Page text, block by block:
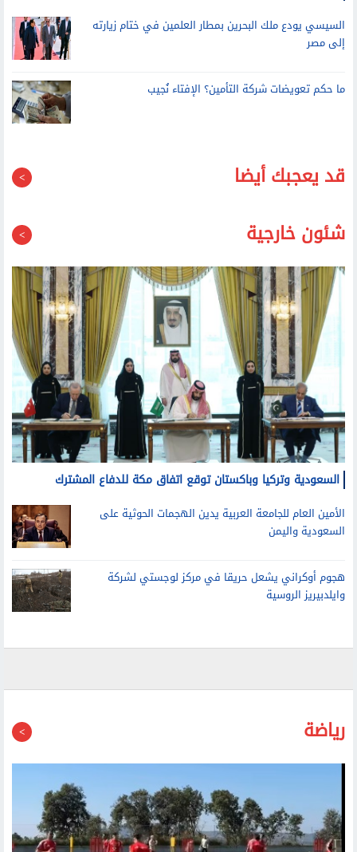
السيسي يودع ملك البحرين بمطار العلمين في ختام زيارته
إلى مصر
ما حكم تعويضات شركة التأمين؟ الإفتاء نُجيب
قد يعجبك أيضا
شئون خارجية
السعودية وتركيا وباكستان توقع اتفاق مكة للدفاع المشترك
الأمين العام للجامعة العربية يدين الهجمات الحوثية على
السعودية واليمن
هجوم أوكراني يشعل حريقا في مركز لوجستي لشركة
وايلدبيريز الروسية
رياضة